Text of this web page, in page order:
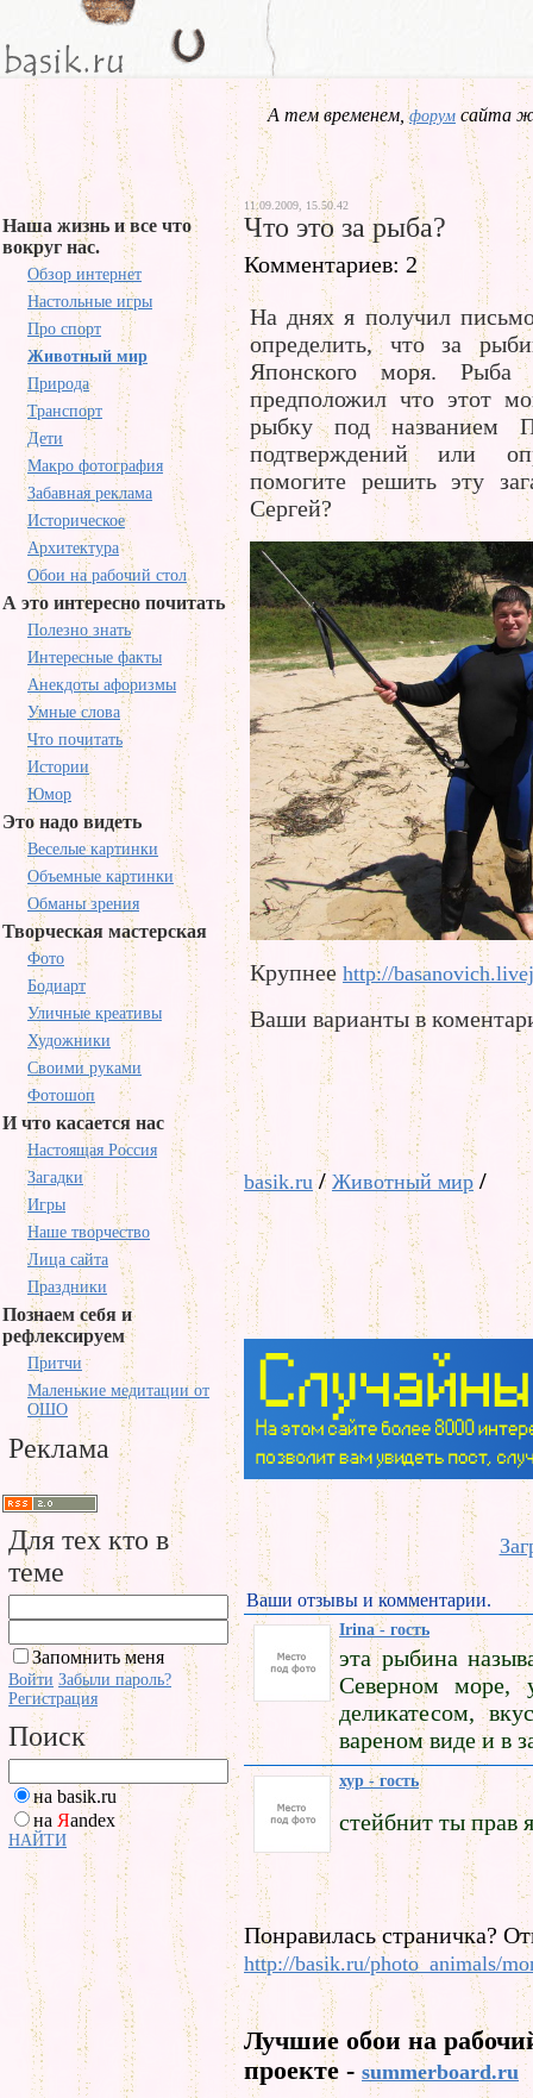
А тем временем,форум сайта
Наша жизнь и все что
вокруг нас.
Обзор интернет
Настольные игры
Про спорт
Животный мир
Природа
Транспорт
Дети
Макро фотография
Забавная реклама
Историческое
Архитектура
Обои на рабочий стол
А это интересно почитать
Полезно знать
Интересные факты
Анекдоты афоризмы
Умные слова
Что почитать
Истории
Юмор
Это надо видеть
Веселые картинки
Объемные картинки
Обманы зрения
Творческая мастерская
Фото
Бодиарт
Уличные креативы
Художники
Своими руками
Фотошоп
И что касается нас
Настоящая Россия
Загадки
Игры
Наше творчество
Лица сайта
Праздники
Познаем себя и
рефлексируем
Притчи
Маленькие медитации от
ОШО
Реклама
Для тех кто в
теме
Запомнить меня
Войти Забыли пароль?
Регистрация
Поиск
на basik.ru
на Яandex
НАЙТИ
11.09.2009, 15.50.42
Что это за рыба?
Комментариев: 2
На днях я получил
определить, что за
Японского моря. Рыба
предположил что этот
рыбку под названием
подтверждений или
помогите решить эту
Сергей?
Крупнее http://
Ваши варианты в
basik.ru/ Животный мир/
Ваши отзывы и комментарии.
Irina - гость
эта рыбина
Северном море,
деликатесом,
вареном виде и в
хур - гость
стейбнит ты прав
Понравилась страничка?
http://basik.ru/photo_animals/
Лучшие обои на
проекте - summerboard.ru